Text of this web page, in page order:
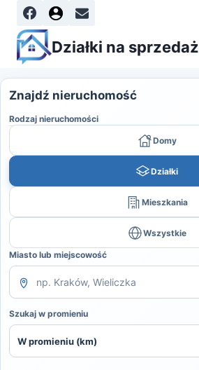
Działki na sprzedaż
Znajdź nieruchomość
Rodzaj nieruchomości
Domy
Działki
Mieszkania
Wszystkie
Miasto lub miejscowość
Szukaj w promieniu